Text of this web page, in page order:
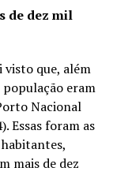
de dez mil
que, além
população eram
Nacional
Essas foram as
mais de dez